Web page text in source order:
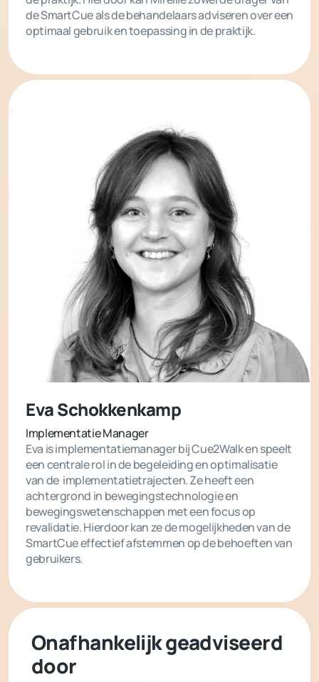
de SmartCue als de behandelaars adviseren over een
optimaal gebruik en toepassing in de praktijk.
Eva Schokkenkamp
Implementatie Manager
Eva is implementatiemanager bij Cue2Walk en speelt
een centrale rol in de begeleiding en optimalisatie
van de implementatietrajecten. Ze heeft een
achtergrond in bewegingstechnologie en
bewegingswetenschappen met een focus op
revalidatie. Hierdoor kan ze de mogelijkheden van de
SmartCue effectief afstemmen op de behoeften van
gebruikers.
Onafhankelijk geadviseerd
door